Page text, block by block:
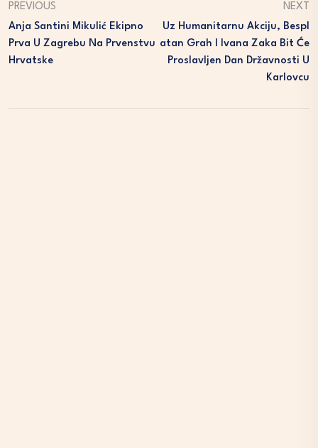
PREVIOUS
Anja Santini Mikulić Ekipno
Prva U Zagrebu Na Prvenstvu
Hrvatske
NEXT
Uz Humanitarnu Akciju, Bespl
Atan Grah I Ivana Zaka Bit Će
Proslavljen Dan Državnosti U
Karlovcu